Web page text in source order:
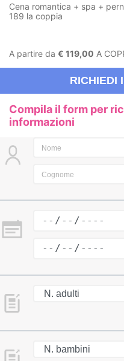
Cena romantica + spa +
189 la coppia
A partire da € 119,00 A
RICHIEDI
Compila il form per
informazioni